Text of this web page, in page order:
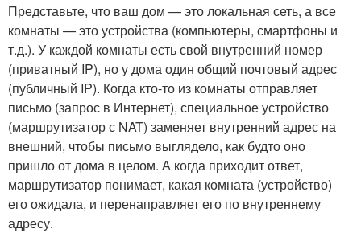
Представьте, что ваш дом — это локальная сеть, а все
комнаты — это устройства (компьютеры, смартфоны и
т.д.). У каждой комнаты есть свой внутренний номер
(приватный IP), но у дома один общий почтовый адрес
(публичный IP). Когда кто-то из комнаты отправляет
письмо (запрос в Интернет), специальное устройство
(маршрутизатор с NAT) заменяет внутренний адрес на
внешний, чтобы письмо выглядело, как будто оно
пришло от дома в целом. А когда приходит ответ,
маршрутизатор понимает, какая комната (устройство)
его ожидала, и перенаправляет его по внутреннему
адресу.